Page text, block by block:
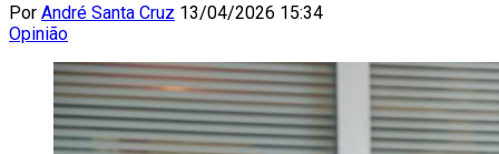
Por André Santa Cruz 13/04/2026 15:34
Opinião